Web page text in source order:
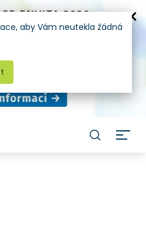
aby Vám neutekla žádná